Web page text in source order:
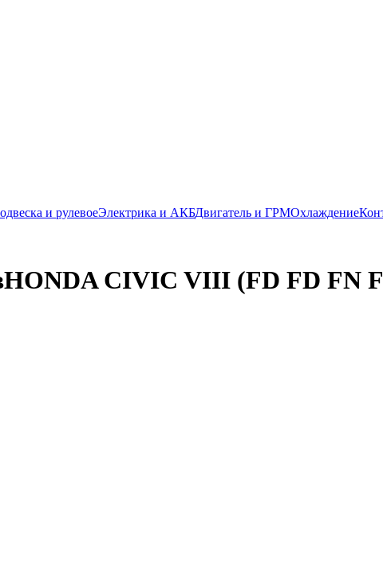
и рулевоеЭлектрика и АКБДвигатель и ГРМОхлаждение
CIVIC VIII (FD FD FN